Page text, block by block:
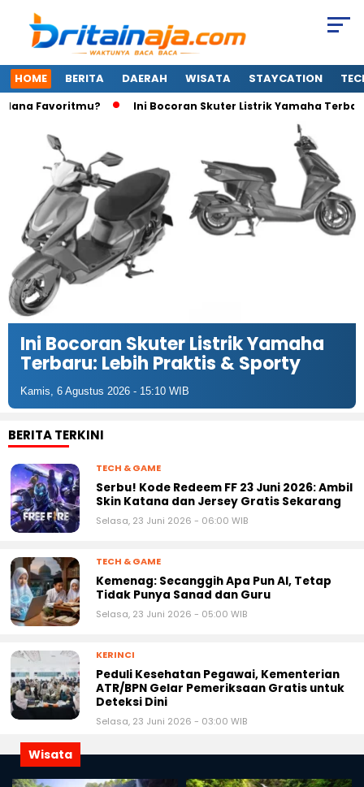
HOME BERITA DAERAH WISATA STAYCATION
Favoritmu? Ini Bocoran Skuter Listrik Yamaha Terbaru:
Ini Bocoran Skuter Listrik Yamaha
Terbaru: Lebih Praktis & Sporty
Kamis, 6 Agustus 2026 - 15:10 WIB
BERITA TERKINI
TECH & GAME
Serbu! Kode Redeem FF 23 Juni 2026: Ambil
Skin Katana dan Jersey Gratis Sekarang
Selasa, 23 Juni 2026 - 06:00 WIB
TECH & GAME
Kemenag: Secanggih Apa Pun AI, Tetap
Tidak Punya Sanad dan Guru
Selasa, 23 Juni 2026 - 05:00 WIB
KERINCI
Peduli Kesehatan Pegawai, Kementerian
ATR/BPN Gelar Pemeriksaan Gratis untuk
Deteksi Dini
Selasa, 23 Juni 2026 - 03:00 WIB
Wisata